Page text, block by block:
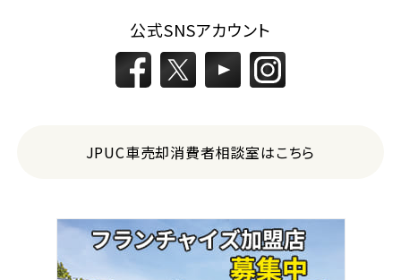
公式SNSアカウント
JPUC車売却消費者相談室はこちら